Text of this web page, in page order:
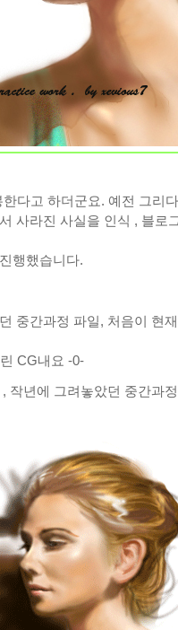
한다고 하더군요. 예전 그리
사라진 사실을 인식 , 블로
행했습니다.
중간과정 파일, 처음이 현
CG내요 -0-
작년에 그려놓았던 중간과